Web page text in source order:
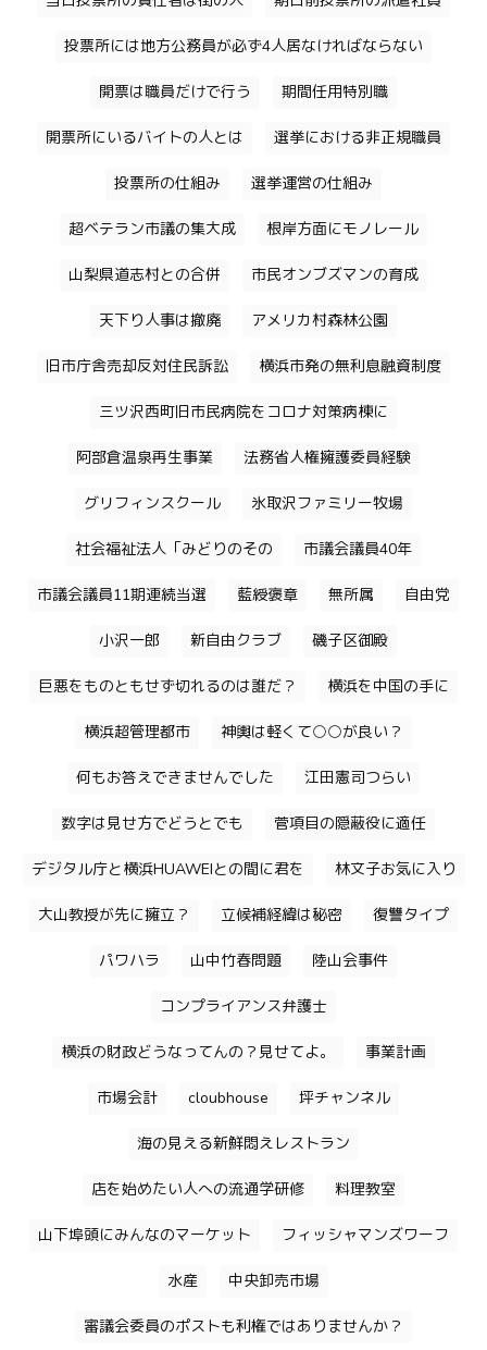
投票所には地方公務員が必ず4人居なければならない
開票は職員だけで行う 期間任用特別職
開票所にいるバイトの人とは 選挙における非正規職員
投票所の仕組み 選挙運営の仕組み
超ベテラン市議の集大成 根岸方面にモノレール
山梨県道志村との合併 市民オンブズマンの育成
天下り人事は撤廃 アメリカ村森林公園
旧市庁舎売却反対住民訴訟 横浜市発の無利息融資制度
三ツ沢西町旧市民病院をコロナ対策病棟に
阿部倉温泉再生事業 法務省人権擁護委員経験
グリフィンスクール 氷取沢ファミリー牧場
社会福祉法人「みどりのその 市議会議員40年
市議会議員11期連続当選 藍綬褒章 無所属 自由党
小沢一郎 新自由クラブ 磯子区御殿
巨悪をものともせず切れるのは誰だ？ 横浜を中国の手に
横浜超管理都市 神輿は軽くて○○が良い？
何もお答えできませんでした 江田憲司つらい
数字は見せ方でどうとでも 菅項目の隠蔽役に適任
デジタル庁と横浜HUAWEIとの間に君を 林文子お気に入り
大山教授が先に擁立？ 立候補経緯は秘密 復讐タイプ
パワハラ 山中竹春問題 陸山会事件
コンプライアンス弁護士
横浜の財政どうなってんの？見せてよ。 事業計画
市場会計 cloubhouse 坪チャンネル
海の見える新鮮悶えレストラン
店を始めたい人への流通学研修 料理教室
山下埠頭にみんなのマーケット フィッシャマンズワーフ
水産 中央卸売市場
審議会委員のポストも利権ではありませんか？